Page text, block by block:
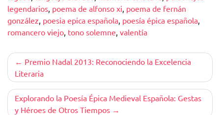
legendarios poema de alfonso xi poema de fernán
gonzález poesia epica española poesía épica española
romancero viejo tono solemne valentía
Navegación
de
entradas
Premio Nadal 2013: Reconociendo la Excelencia
Literaria
Explorando la Poesía Épica Medieval Española: Gestas
y Héroes de Otros Tiempos